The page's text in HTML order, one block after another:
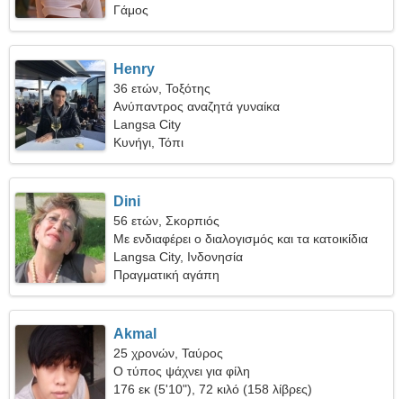
Γάμος
Henry
36 ετών, Τοξότης
Ανύπαντρος αναζητά γυναίκα
Langsa City
Κυνήγι, Τόπι
Dini
56 ετών, Σκορπιός
Με ενδιαφέρει ο διαλογισμός και τα κατοικίδια
Langsa City, Ινδονησία
Πραγματική αγάπη
Akmal
25 χρονών, Ταύρος
Ο τύπος ψάχνει για φίλη
176 εκ (5'10"), 72 κιλό (158 λίβρες)